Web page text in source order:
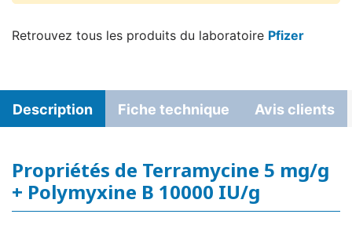
Retrouvez tous les produits du laboratoire Pfizer
Description Fiche technique Avis clients
Propriétés de Terramycine 5 mg/g
+ Polymyxine B 10000 IU/g